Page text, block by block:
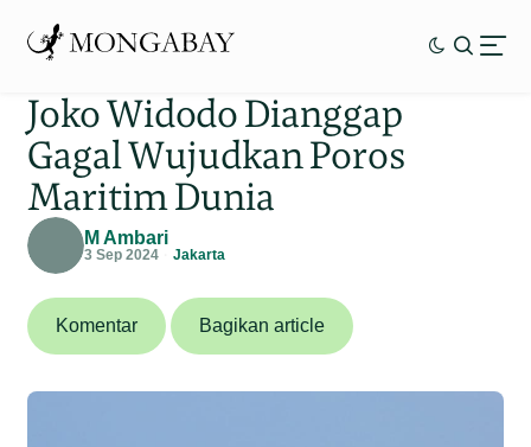
Joko Widodo Dianggap
Gagal Wujudkan Poros
Maritim Dunia
M Ambari
3 Sep 2024 Jakarta
Komentar Bagikan article